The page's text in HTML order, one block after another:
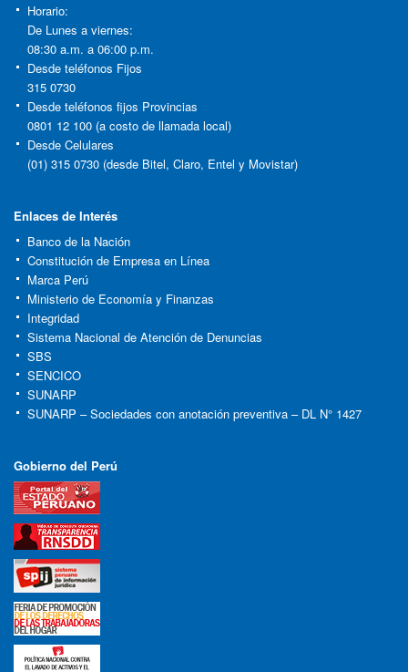
Horario:
De Lunes a viernes:
08:30 a.m. a 06:00 p.m.
Desde teléfonos Fijos
315 0730
Desde teléfonos fijos Provincias
0801 12 100 (a costo de llamada local)
Desde Celulares
(01) 315 0730 (desde Bitel, Claro, Entel y Movistar)
Enlaces de Interés
Banco de la Nación
Constitución de Empresa en Línea
Marca Perú
Ministerio de Economía y Finanzas
Integridad
Sistema Nacional de Atención de Denuncias
SBS
SENCICO
SUNARP
SUNARP – Sociedades con anotación preventiva – DL N° 1427
Gobierno del Perú